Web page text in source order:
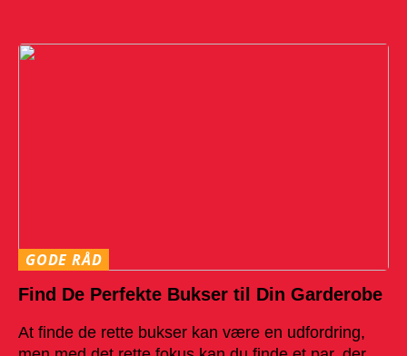
GODE RÅD
Find De Perfekte Bukser til Din Garderobe
At finde de rette bukser kan være en udfordring,